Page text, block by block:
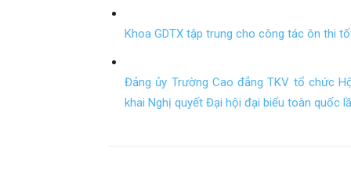
Khoa GDTX tập trung cho công tác ôn thi
Đảng ủy Trường Cao đẳng TKV tổ chức
khai Nghị quyết Đại hội đại biểu toàn quốc